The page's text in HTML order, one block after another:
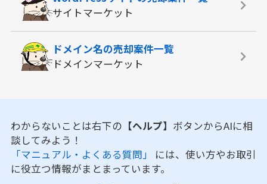
サイトマーケット
ドメイン名の売却案件一覧
ドメインマーケット
わからないことは右下の 【ヘルプ】 ボタンからAIに相
談してみよう！
「マニュアル・よくある質問」 には、使い方やお取引
に役立つ情報がまとまっています。